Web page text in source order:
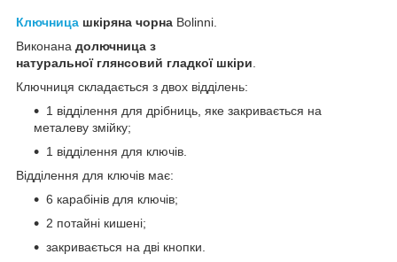
Ключница шкіряна чорна Bolinni.
Виконана долючница з
натуральноїглянсовий гладкої шкіри
Ключниця складається з двох відділень:
1 відділення для дрібниць, яке закривається на
металеву змійку;
1 відділення для ключів.
Відділення для ключів має:
6 карабінів для ключів;
2 потайні кишені;
закривається на дві кнопки.